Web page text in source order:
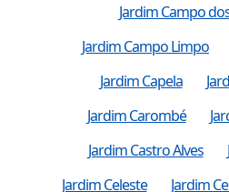
Jardim Campo
Jardim Campo Limpo
Jardim Capela
Jardim Carombé
Jardim Castro Alves
Jardim Celeste
Jardim